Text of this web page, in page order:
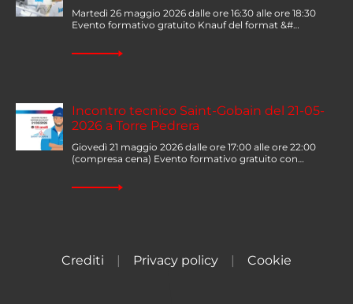
Martedì 26 maggio 2026 dalle ore 16:30 alle ore 18:30
Evento formativo gratuito Knauf del format &#…
Incontro tecnico Saint-Gobain del 21-05-
2026 a Torre Pedrera
Giovedì 21 maggio 2026 dalle ore 17:00 alle ore 22:00
(compresa cena) Evento formativo gratuito con…
Crediti | Privacy policy | Cookie